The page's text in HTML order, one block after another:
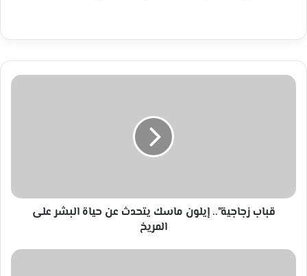
قباب
على
المريخقباب زجاجية".. إيلون ماسك يتحدث عن حياة البشر على
المريخ
من